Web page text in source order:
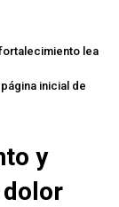
lea
inicial de
y